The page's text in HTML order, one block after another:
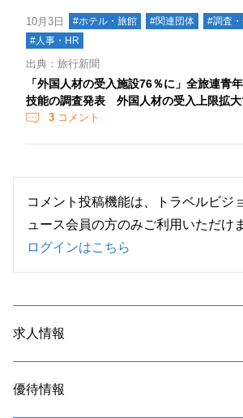
10月3日 #ホテル・旅館 #関連団体
#調査
#人事・HR
出典：旅行新聞
「外国人材の受入施設76％に」全旅連青
技能の調査発表 外国人材の受入上限拡
3 コメント
コメント投稿機能は、トラベルビジ
ュース会員の方のみご利用いただけ
ログインはこちら
求人情報
優待情報